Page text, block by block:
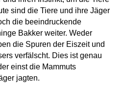
sind die Tiere und ihre Jäger
die beeindruckende
Bakker weiter. Weder
die Spuren der Eiszeit und
verfälscht. Dies ist genau
einst die Mammuts
jagten.